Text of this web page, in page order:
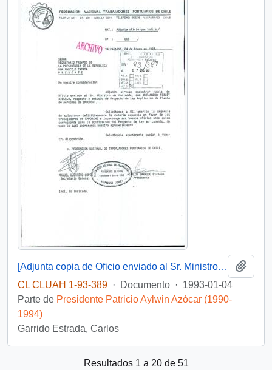
[Adjunta copia de Oficio enviado al Sr. Ministro de Hacienda, respecto a estudio de Proyecto de Ley Ampliación de Planta de personal de EMPORCHI]
CL CLUAH 1-93-389 · Documento · 1993-01-04
Parte de Presidente Patricio Aylwin Azócar (1990-
1994)
Garrido Estrada, Carlos
Resultados 1 a 20 de 51